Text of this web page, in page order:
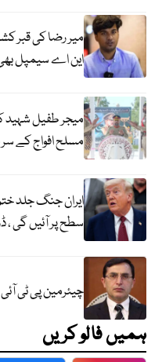
میر رضا کی قبر
این اے سیمپل
مسلح افواج کے
ایران جنگ جلد
سطح پر آئیں گی ،
چیئرمین پی ٹی آئی
ہمیں فالو کریں